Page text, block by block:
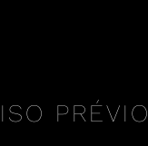
PRÉVIO